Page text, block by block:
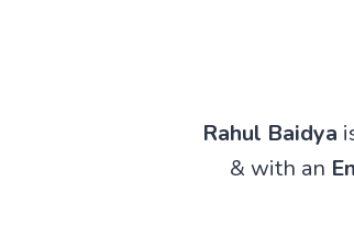
Rahul Baidya
& with an